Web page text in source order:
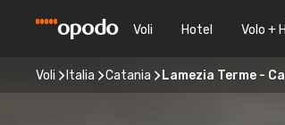
Voli Hotel Volo +
Voli Italia Catania Lamezia Terme -